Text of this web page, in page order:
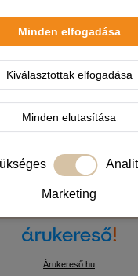
Minden elfogadása
Kiválasztottak elfogadása
Minden elutasítása
Marketing
Árukereső.hu